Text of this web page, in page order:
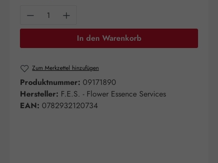
Produkt Anzahl: Gib den gewünschten
In den Warenkorb
Zum Merkzettel hinzufügen
Produktnummer: 09171890
Hersteller: F.E.S. - Flower Essence Services
EAN: 0782932120734